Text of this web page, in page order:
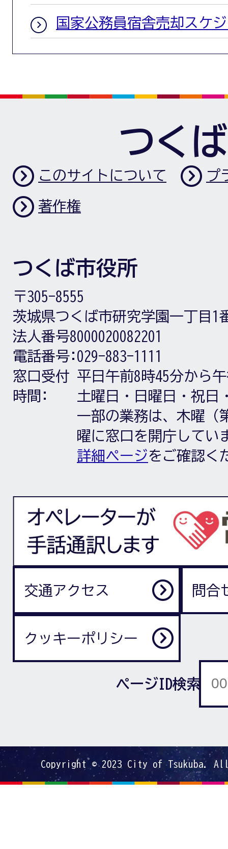
国家公務員宿舎売却スケ
つく
このサイトについて プ
著作権
つくば市役所
〒305-8555
茨城県つくば市研究学園一丁目1
法人番号8000020082201
電話番号: 029-883-1111
窓口受付
時間:
平日午前8時45分から
土曜日・日曜日・祝日
一部の業務は、木曜（
曜に窓口を開庁してい
詳細ページをご確認く
交通アクセス 問合
クッキーポリシー
ページID検索
Copyright © 2023 City of Tsukuba.